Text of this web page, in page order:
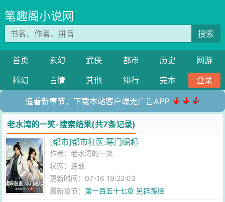
笔趣阁小说网
搜索
首页 玄幻 武侠 都市 历史
网游
科幻
言情 其他 排行 完本 登录
追看新章节，下载本站客户端无广告APP ↓↓↓
老水湾的一笑-搜索结果(共7条记录)
[都市]都市狂医:寒门崛起
作者：老水湾的一笑
状态：连载
更新时间：07-16 19:22:03
最新章节：第一百五十七章 另辟蹊径